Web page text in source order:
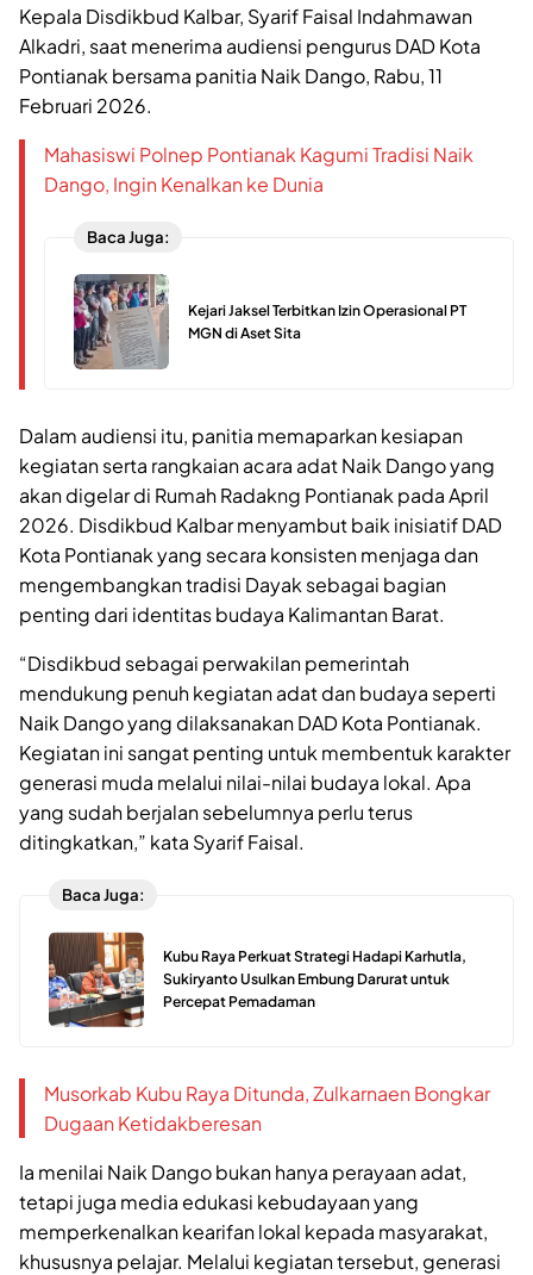
Kepala Disdikbud Kalbar, Syarif Faisal Indahmawan
Alkadri, saat menerima audiensi pengurus DAD Kota
Pontianak bersama panitia Naik Dango, Rabu, 11
Februari 2026.
Mahasiswi Polnep Pontianak Kagumi Tradisi Naik
Dango, Ingin Kenalkan ke Dunia
Baca Juga:
Kejari Jaksel Terbitkan Izin Operasional PT
MGN di Aset Sita
Dalam audiensi itu, panitia memaparkan kesiapan
kegiatan serta rangkaian acara adat Naik Dango yang
akan digelar di Rumah Radakng Pontianak pada April
2026. Disdikbud Kalbar menyambut baik inisiatif DAD
Kota Pontianak yang secara konsisten menjaga dan
mengembangkan tradisi Dayak sebagai bagian
penting dari identitas budaya Kalimantan Barat.
“Disdikbud sebagai perwakilan pemerintah
mendukung penuh kegiatan adat dan budaya seperti
Naik Dango yang dilaksanakan DAD Kota Pontianak.
Kegiatan ini sangat penting untuk membentuk karakter
generasi muda melalui nilai-nilai budaya lokal. Apa
yang sudah berjalan sebelumnya perlu terus
ditingkatkan,” kata Syarif Faisal.
Baca Juga:
Kubu Raya Perkuat Strategi Hadapi Karhutla,
Sukiryanto Usulkan Embung Darurat untuk
Percepat Pemadaman
Musorkab Kubu Raya Ditunda, Zulkarnaen Bongkar
Dugaan Ketidakberesan
Ia menilai Naik Dango bukan hanya perayaan adat,
tetapi juga media edukasi kebudayaan yang
memperkenalkan kearifan lokal kepada masyarakat,
khususnya pelajar. Melalui kegiatan tersebut, generasi